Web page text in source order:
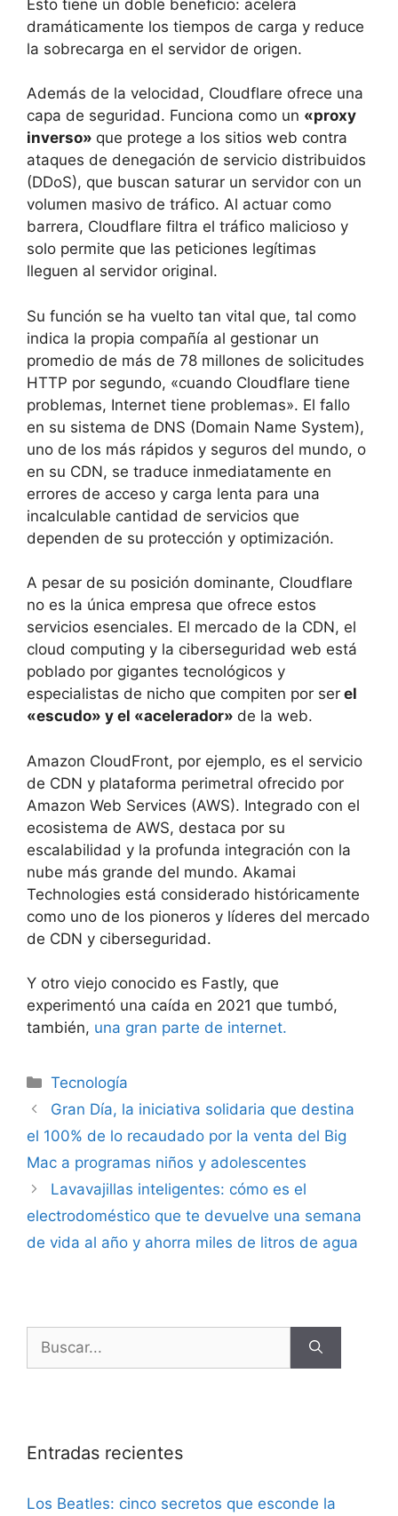
Esto tiene un doble beneficio: acelera
dramáticamente los tiempos de carga y reduce
la sobrecarga en el servidor de origen.
Además de la velocidad, Cloudflare ofrece una
capa de seguridad. Funciona como un «proxy
inverso» que protege a los sitios web contra
ataques de denegación de servicio distribuidos
(DDoS), que buscan saturar un servidor con un
volumen masivo de tráfico. Al actuar como
barrera, Cloudflare filtra el tráfico malicioso y
solo permite que las peticiones legítimas
lleguen al servidor original.
Su función se ha vuelto tan vital que, tal como
indica la propia compañía al gestionar un
promedio de más de 78 millones de solicitudes
HTTP por segundo, «cuando Cloudflare tiene
problemas, Internet tiene problemas». El fallo
en su sistema de DNS (Domain Name System),
uno de los más rápidos y seguros del mundo, o
en su CDN, se traduce inmediatamente en
errores de acceso y carga lenta para una
incalculable cantidad de servicios que
dependen de su protección y optimización.
A pesar de su posición dominante, Cloudflare
no es la única empresa que ofrece estos
servicios esenciales. El mercado de la CDN, el
cloud computing y la ciberseguridad web está
poblado por gigantes tecnológicos y
especialistas de nicho que compiten por ser el
«escudo» y el «acelerador» de la web.
Amazon CloudFront, por ejemplo, es el servicio
de CDN y plataforma perimetral ofrecido por
Amazon Web Services (AWS). Integrado con el
ecosistema de AWS, destaca por su
escalabilidad y la profunda integración con la
nube más grande del mundo. Akamai
Technologies está considerado históricamente
como uno de los pioneros y líderes del mercado
de CDN y ciberseguridad.
Y otro viejo conocido es Fastly, que
experimentó una caída en 2021 que tumbó,
también, una gran parte de internet.
Tecnología
Gran Día, la iniciativa solidaria que destina
el 100% de lo recaudado por la venta del Big
Mac a programas niños y adolescentes
Lavavajillas inteligentes: cómo es el
electrodoméstico que te devuelve una semana
de vida al año y ahorra miles de litros de agua
Entradas recientes
Los Beatles: cinco secretos que esconde la